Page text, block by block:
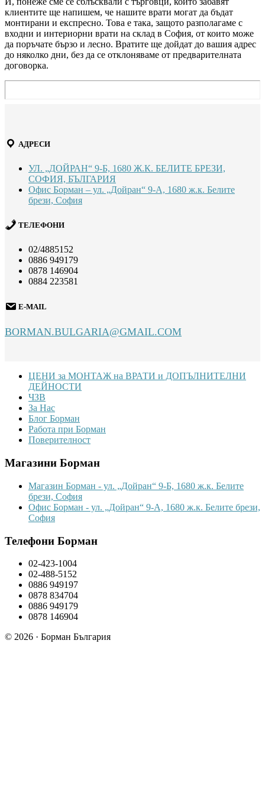
клиентите ще напишем, че нашите врати могат да бъдат
монтирани и експресно. Това е така, защото разполагаме с
входни и интериорни врати на склад в София, от които може
да поръчате бързо и лесно. Вратите ще дойдат до вашия адрес
до няколко дни, без да се отклоняваме от предварителната
договорка.
АДРЕСИ
УЛ. „ДОЙРАН“ 9-Б, 1680 Ж.К. БЕЛИТЕ БРЕЗИ,
СОФИЯ, БЪЛГАРИЯ
Офис Борман – ул. „Дойран“ 9-А, 1680 ж.к. Белите
брези, София
ТЕЛЕФОНИ
02/4885152
0886 949179
0878 146904
0884 223581
E-MAIL
BORMAN.BULGARIA@GMAIL.COM
FooterЦЕНИ за МОНТАЖ на ВРАТИ и ДОПЪЛНИТЕЛНИ
ДЕЙНОСТИ
ЧЗВ
За Нас
Блог Борман
Работа при Борман
Поверителност
Магазини Борман
Магазин Борман - ул. „Дойран“ 9-Б, 1680 ж.к. Белите
брези, София
Офис Борман - ул. „Дойран“ 9-А, 1680 ж.к. Белите брези,
София
Телефони Борман
02-423-1004
02-488-5152
0886 949197
0878 834704
0886 949179
0878 146904
© 2026 · Борман България